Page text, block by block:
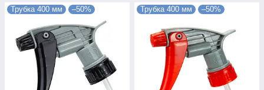
Трубка 400 мм –50% Трубка 400 мм –50%